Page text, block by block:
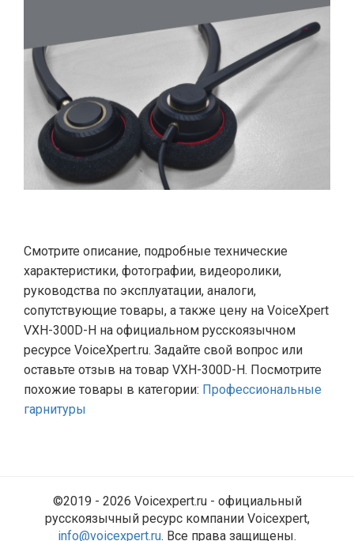
Смотрите описание, подробные технические
характеристики, фотографии, видеоролики,
руководства по эксплуатации, аналоги,
сопутствующие товары, а также цену на VoiceXpert
VXH-300D-H на официальном русскоязычном
ресурсе VoiceXpert.ru. Задайте свой вопрос или
оставьте отзыв на товар VXH-300D-H. Посмотрите
похожие товары в категории: Профессиональные
гарнитуры
©2019 - 2026 Voicexpert.ru - официальный
русскоязычный ресурс компании Voicexpert,
info@voicexpert.ru. Все права защищены.